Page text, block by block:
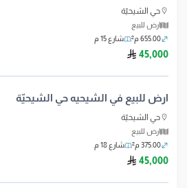
حي الشيحيّة
ارض للبيع
655.00 م²
شارع 15 م
45,000 ريال سعودي
ارض للبيع في الشيحيه حي الشيحيّة
حي الشيحيّة
ارض للبيع
375.00 م²
شارع 18 م
45,000 ريال سعودي